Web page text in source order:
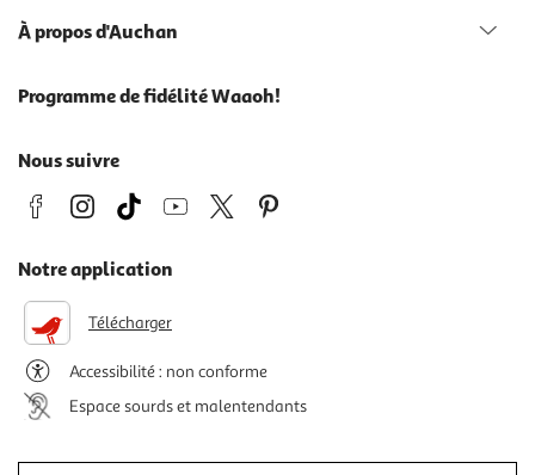
À propos d'Auchan
Programme de fidélité Waaoh!
Nous suivre
Notre application
Télécharger
Accessibilité : non conforme
Espace sourds et malentendants